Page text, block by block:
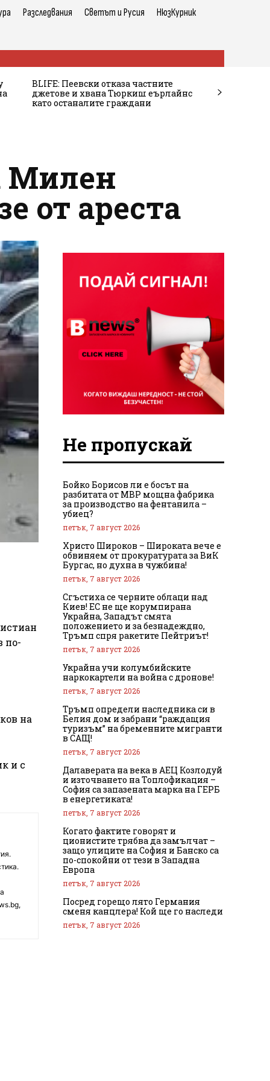
Разследвания Светът и Русия НюзКурник
BLIFE: Пеевски отказа частните
джетове и хвана Тюркиш еърлайнс
като останалите граждани
Милен
от ареста
по-
на
и с
Не пропускай
Бойко Борисов ли е босът на
разбитата от МВР мощна фабрика
за производство на фентанила –
убиец?
петък, 7 август 2026
Христо Широков – Широката вече е
обвиняем от прокуратурата за ВиК
Бургас, но духна в чужбина!
петък, 7 август 2026
Сгъстиха се черните облаци над
Киев! ЕС не ще корумпирана
Украйна, Западът смята
положението и за безнадеждно,
Тръмп спря ракетите Пейтриът!
петък, 7 август 2026
Украйна учи колумбийските
наркокартели на война с дронове!
петък, 7 август 2026
Тръмп определи наследника си в
Белия дом и забрани “раждащия
туризъм” на бременните мигранти
в САЩ!
петък, 7 август 2026
Далаверата на века в АЕЦ Козлодуй
и източването на Топлофикация –
София са запазената марка на ГЕРБ
в енергетиката!
петък, 7 август 2026
Когато фактите говорят и
ционистите трябва да замълчат –
защо улиците на София и Банско са
по-спокойни от тези в Западна
Европа
петък, 7 август 2026
Посред горещо лято Германия
сменя канцлера! Кой ще го наследи
петък, 7 август 2026